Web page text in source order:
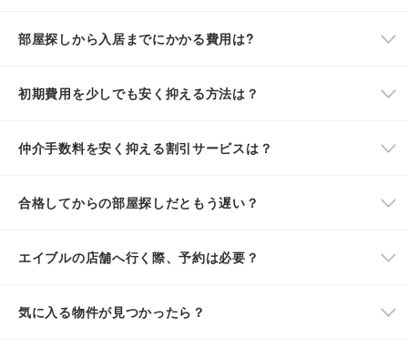
部屋探しから入居までにかかる費用は?
初期費用を少しでも安く抑える方法は？
仲介手数料を安く抑える割引サービスは？
合格してからの部屋探しだともう遅い？
エイブルの店舗へ行く際、予約は必要？
気に入る物件が見つかったら？